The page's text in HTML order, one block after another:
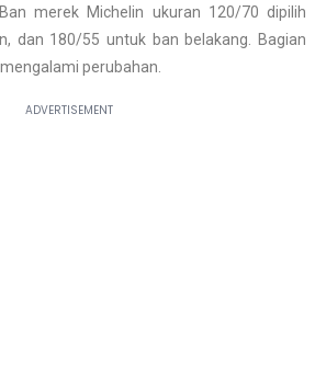
merek Michelin ukuran 120/70 dipilih
dan 180/55 untuk ban belakang. Bagian
perubahan.